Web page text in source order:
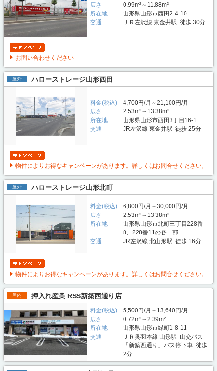
広さ
0.99m²～11.88m²
所在地
山形県山形市西田2-4-10
交通
ＪＲ左沢線 東金井駅 徒歩 30分
お問い合わせください
屋外 ハローストレージ山形西田
料金(税込)
4,700円/月～21,100円/月
広さ
2.53m²～13.38m²
所在地
山形県山形市西田3丁目16-1
交通
JR左沢線 東金井駅 徒歩 25分
物件によりお得なキャンペーンがあります。詳しくはお問合せください。
屋外 ハローストレージ山形北町
料金(税込)
6,800円/月～30,000円/月
広さ
2.53m²～13.38m²
所在地
山形県山形市北町三丁目228番
8、228番11の各一部
交通
JR左沢線 北山形駅 徒歩 16分
物件によりお得なキャンペーンがあります。詳しくはお問合せください。
屋内 押入れ産業 RSS新築西通り店
料金(税込)
5,500円/月～13,640円/月
広さ
0.72m²～2.39m²
所在地
山形県山形市緑町1-8-11
交通
ＪＲ奥羽本線 山形駅 山交バス
「新築西通り」バス停下車 徒歩
2分